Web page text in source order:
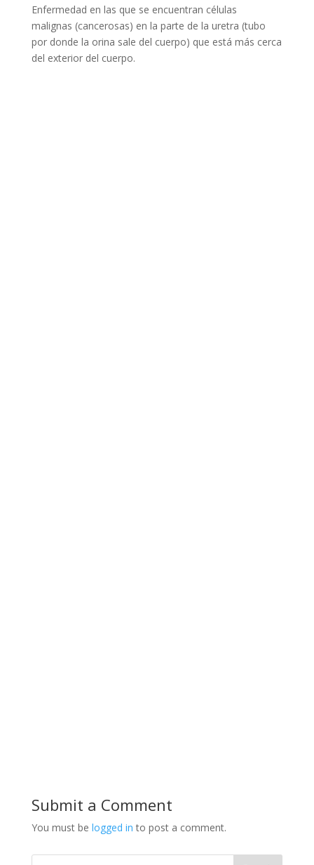
Enfermedad en las que se encuentran células
malignas (cancerosas) en la parte de la uretra (tubo
por donde la orina sale del cuerpo) que está más cerca
del exterior del cuerpo.
Submit a Comment
You must be logged in to post a comment.